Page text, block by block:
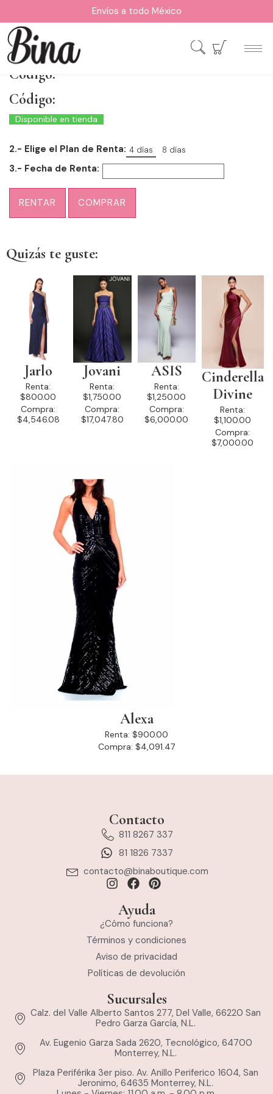
Envíos a todo México
Código:
Código:
Disponible en tienda
2.- Elige el Plan de Renta: 4 días 8 días
3.- Fecha de Renta:
RENTAR COMPRAR
Quizás te guste:
Jarlo
Renta:
$800.00
Compra:
$4,546.08
Jovani
Renta:
$1,750.00
Compra:
$17,047.80
ASIS
Renta:
$1,250.00
Compra:
$6,000.00
Cinderella
Divine
Renta:
$1,100.00
Compra:
$7,000.00
Alexa
Renta: $900.00
Compra: $4,091.47
Contacto
811 8267 337
81 1826 7337
contacto@binaboutique.com
Ayuda
¿Cómo funciona?
Términos y condiciones
Aviso de privacidad
Políticas de devolución
Sucursales
Calz. del Valle Alberto Santos 277, Del Valle, 66220 San
Pedro Garza García, N.L.
Av. Eugenio Garza Sada 2620, Tecnológico, 64700
Monterrey, N.L.
Plaza Periférika 3er piso. Av. Anillo Periferico 1604, San
Jeronimo, 64635 Monterrey, N.L.